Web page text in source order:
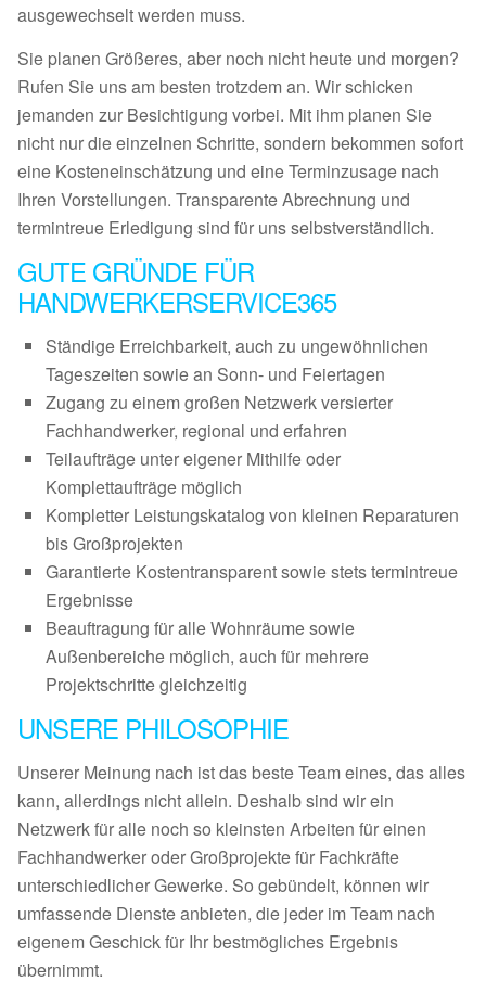
ausgewechselt werden muss.
Sie planen Größeres, aber noch nicht heute und morgen?
Rufen Sie uns am besten trotzdem an. Wir schicken
jemanden zur Besichtigung vorbei. Mit ihm planen Sie
nicht nur die einzelnen Schritte, sondern bekommen sofort
eine Kosteneinschätzung und eine Terminzusage nach
Ihren Vorstellungen. Transparente Abrechnung und
termintreue Erledigung sind für uns selbstverständlich.
GUTE GRÜNDE FÜR
HANDWERKERSERVICE365
Ständige Erreichbarkeit, auch zu ungewöhnlichen
Tageszeiten sowie an Sonn- und Feiertagen
Zugang zu einem großen Netzwerk versierter
Fachhandwerker, regional und erfahren
Teilaufträge unter eigener Mithilfe oder
Komplettaufträge möglich
Kompletter Leistungskatalog von kleinen Reparaturen
bis Großprojekten
Garantierte Kostentransparent sowie stets termintreue
Ergebnisse
Beauftragung für alle Wohnräume sowie
Außenbereiche möglich, auch für mehrere
Projektschritte gleichzeitig
UNSERE PHILOSOPHIE
Unserer Meinung nach ist das beste Team eines, das alles
kann, allerdings nicht allein. Deshalb sind wir ein
Netzwerk für alle noch so kleinsten Arbeiten für einen
Fachhandwerker oder Großprojekte für Fachkräfte
unterschiedlicher Gewerke. So gebündelt, können wir
umfassende Dienste anbieten, die jeder im Team nach
eigenem Geschick für Ihr bestmögliches Ergebnis
übernimmt.